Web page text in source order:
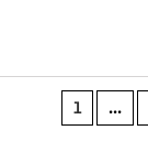
1 ...